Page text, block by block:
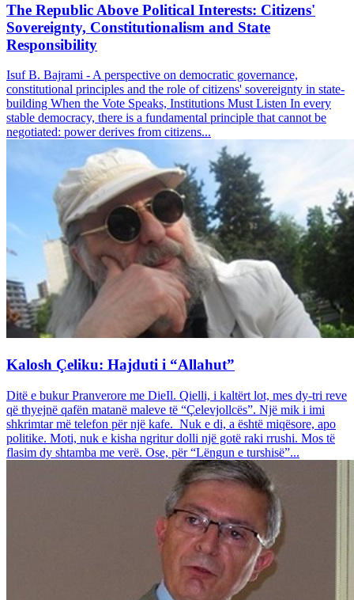
The Republic Above Political Interests: Citizens'
Sovereignty, Constitutionalism and State
Responsibility
Isuf B. Bajrami - A perspective on democratic governance,
constitutional principles and the role of citizens' sovereignty in state-
building When the Vote Speaks, Institutions Must Listen In every
stable democracy, there is a fundamental principle that cannot be
negotiated: power derives from citizens...
Kalosh Çeliku: Hajduti i “Allahut”
Ditë e bukur Pranverore me DieIl. Qielli, i kaltërt lot, mes dy-tri reve
që thyejnë qafën matanë maleve të “Çelevjollcës”. Një mik i imi
shkrimtar më telefon për një kafe. Nuk e di, a është miqësore, apo
politike. Moti, nuk e kisha ngritur dolli një gotë raki rrushi. Mos të
flasim dy shtamba me verë. Ose, për “Lëngun e turshisë”...